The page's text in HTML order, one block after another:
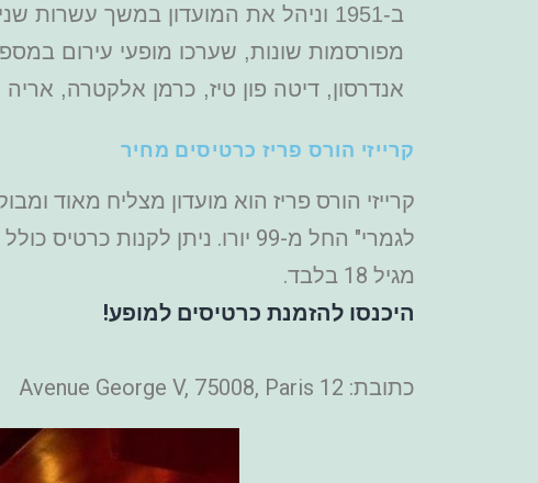
ב-1951 וניהל את המועדון במשך
מפורסמות שונות, שערכו מופעי עירום
אנדרסון, דיטה פון טיז, כרמן אלקטרה,
קרייזי הורס פריז כרטיסים מחיר
קרייזי הורס פריז הוא מועדון מצליח מאוד
מגיל 18 בלבד.
היכנסו להזמנת כרטיסים למופע!
כתובת: 12 Avenue George V, 75008, Paris